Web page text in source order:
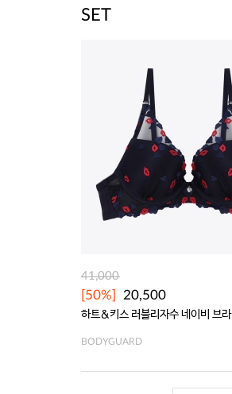
SET
41,000
[50%] 20,500
하트&키스 러블리자수 네이비 브라
BODYGUARD